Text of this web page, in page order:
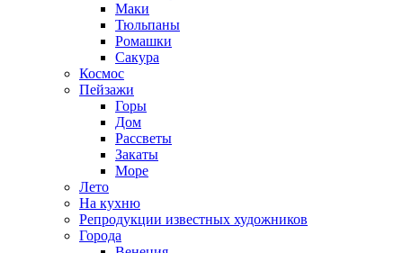
Маки
Тюльпаны
Ромашки
Сакура
Космос
Пейзажи
Горы
Дом
Рассветы
Закаты
Море
Лето
На кухню
Репродукции известных художников
Города